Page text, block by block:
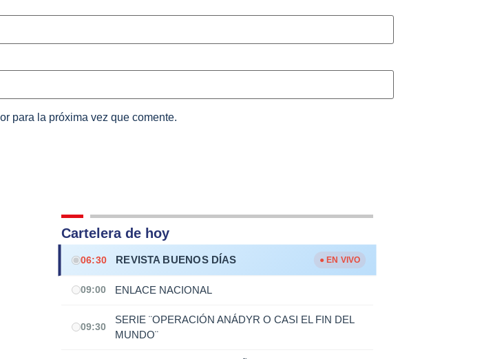
para la próxima vez que comente.
Cartelera de hoy
06:30 REVISTA BUENOS DÍAS ● EN VIVO
09:00 ENLACE NACIONAL
09:30
SERIE ¨OPERACIÓN ANÁDYR O CASI EL FIN DEL
MUNDO¨